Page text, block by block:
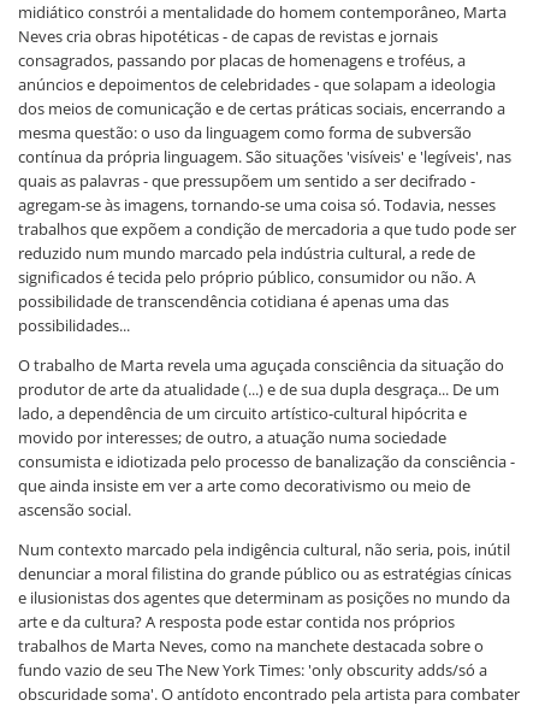
midiático constrói a mentalidade do homem contemporâneo, Marta
Neves cria obras hipotéticas - de capas de revistas e jornais
consagrados, passando por placas de homenagens e troféus, a
anúncios e depoimentos de celebridades - que solapam a ideologia
dos meios de comunicação e de certas práticas sociais, encerrando a
mesma questão: o uso da linguagem como forma de subversão
contínua da própria linguagem. São situações 'visíveis' e 'legíveis', nas
quais as palavras - que pressupõem um sentido a ser decifrado -
agregam-se às imagens, tornando-se uma coisa só. Todavia, nesses
trabalhos que expõem a condição de mercadoria a que tudo pode ser
reduzido num mundo marcado pela indústria cultural, a rede de
significados é tecida pelo próprio público, consumidor ou não. A
possibilidade de transcendência cotidiana é apenas uma das
possibilidades...
O trabalho de Marta revela uma aguçada consciência da situação do
produtor de arte da atualidade (...) e de sua dupla desgraça... De um
lado, a dependência de um circuito artístico-cultural hipócrita e
movido por interesses; de outro, a atuação numa sociedade
consumista e idiotizada pelo processo de banalização da consciência -
que ainda insiste em ver a arte como decorativismo ou meio de
ascensão social.
Num contexto marcado pela indigência cultural, não seria, pois, inútil
denunciar a moral filistina do grande público ou as estratégias cínicas
e ilusionistas dos agentes que determinam as posições no mundo da
arte e da cultura? A resposta pode estar contida nos próprios
trabalhos de Marta Neves, como na manchete destacada sobre o
fundo vazio de seu The New York Times: 'only obscurity adds/só a
obscuridade soma'. O antídoto encontrado pela artista para combater